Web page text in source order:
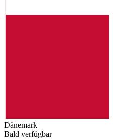
Dänemark
Bald verfügbar